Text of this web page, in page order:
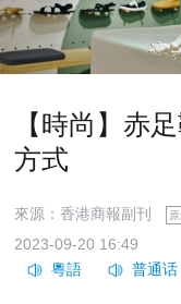
【時尚】赤
方式
來源：香港商報副刊
2023-09-20 16:49